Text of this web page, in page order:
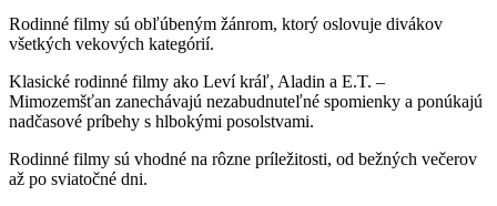
Rodinné filmy sú obľúbeným žánrom, ktorý oslovuje divákov
všetkých vekových kategórií.
Klasické rodinné filmy ako Leví kráľ, Aladin a E.T. –
Mimozemšťan zanechávajú nezabudnuteľné spomienky a ponúkajú
nadčasové príbehy s hlbokými posolstvami.
Rodinné filmy sú vhodné na rôzne príležitosti, od bežných večerov
až po sviatočné dni.